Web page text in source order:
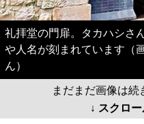
礼拝堂の門扉。タカハシさ
や人名が刻まれています（
ん）
まだまだ画像は続
↓ スクロ